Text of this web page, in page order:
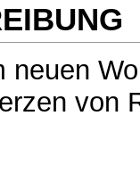
neuen
von